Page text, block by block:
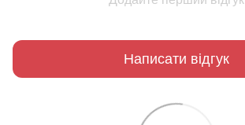
Написати відгук